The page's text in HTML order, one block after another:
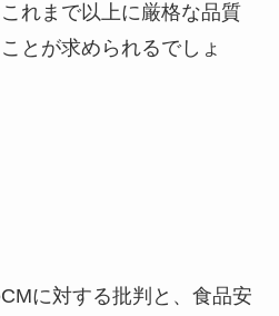
れまで以上に厳格な品質
とが求められるでしょ
に対する批判と、食品安